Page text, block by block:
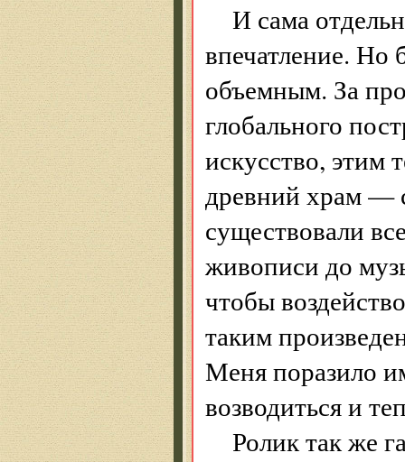
И сама
впечатление. Но
объемным. За
глобального
искусство, этим
древний храм —
существовали
живописи до
чтобы
таким
Меня поразило
возводиться и
Ролик так же